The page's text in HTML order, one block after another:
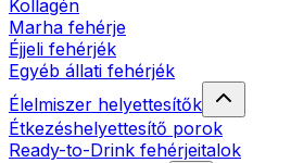
Kollagén
Marha fehérje
Éjjeli fehérjék
Egyéb állati fehérjék
Élelmiszer helyettesítők
Étkezéshelyettesítő porok
Ready-to-Drink fehérjeitalok